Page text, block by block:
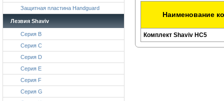
Защитная пластина Handguard
Лезвия Shaviv
Серия B
Серия C
Серия D
Серия E
Серия F
Серия G
Наименование
Комплект Shaviv HC5